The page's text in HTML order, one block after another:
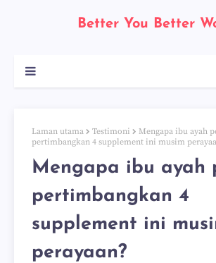
Better You Better
Laman utama Testimoni
Mengapa ibu ayah
pertimbangkan 4 supplement ini musim
Mengapa ibu ayah
pertimbangkan 4
supplement ini
perayaan?